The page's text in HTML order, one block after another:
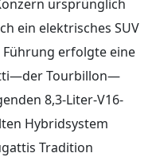
ursprünglich
ein elektrisches SUV
Führung erfolgte eine
Tourbillon—
8,3-Liter-V16-
Hybridsystem
Tradition